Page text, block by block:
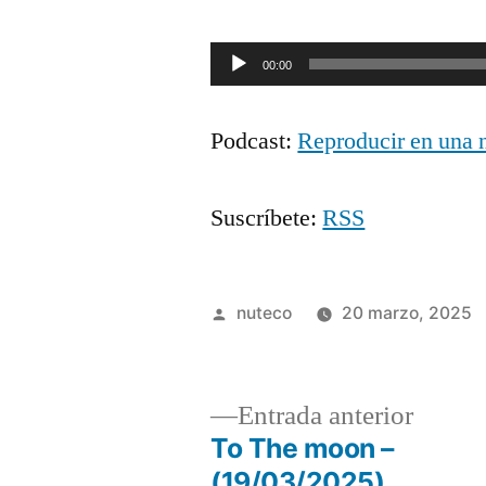
Reproductor
audio
00:00
Podcast:Reproducir en una
Suscríbete:RSS
Publicada
nuteco 20 marzo, 2025
Entrada anteriorEntrada
To The moon –